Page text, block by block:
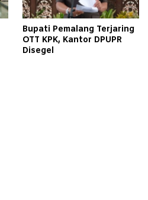
Bupati Pemalang Terjaring
OTT KPK, Kantor DPUPR
Disegel